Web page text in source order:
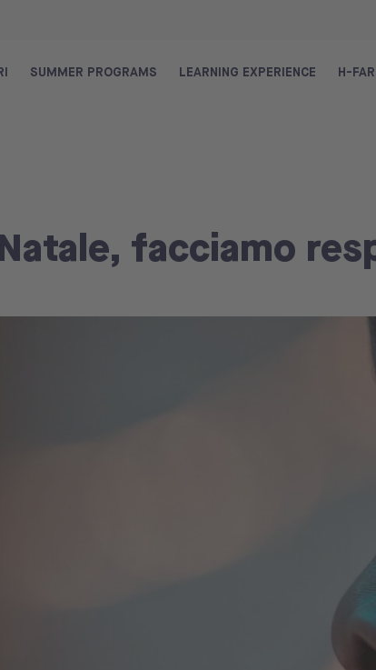
SUMMER PROGRAMS LEARNING EXPERIENCE H-
facciamo